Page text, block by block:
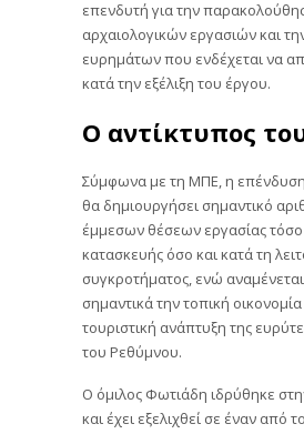
επενδυτή για την
αρχαιολογικών εργασιών και
ευρημάτων που ενδέχεται να
κατά την εξέλιξη του έργου.
Ο αντίκτυπος
Σύμφωνα με τη ΜΠΕ, η επένδυση
θα δημιουργήσει σημαντικό
έμμεσων θέσεων εργασίας
κατασκευής όσο και κατά τη
συγκροτήματος, ενώ
σημαντικά την τοπική οικονομία
τουριστική ανάπτυξη της
του Ρεθύμνου.
Ο όμιλος Φωτιάδη ιδρύθηκε
και έχει εξελιχθεί σε έναν από